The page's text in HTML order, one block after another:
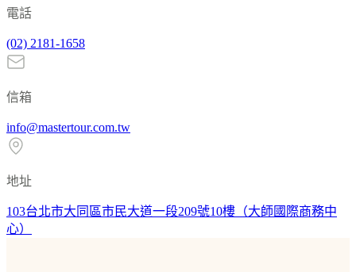
電話
(02) 2181-1658
信箱
info@mastertour.com.tw
地址
103台北市大同區市民大道一段209號10樓（大師國際商務中
心）